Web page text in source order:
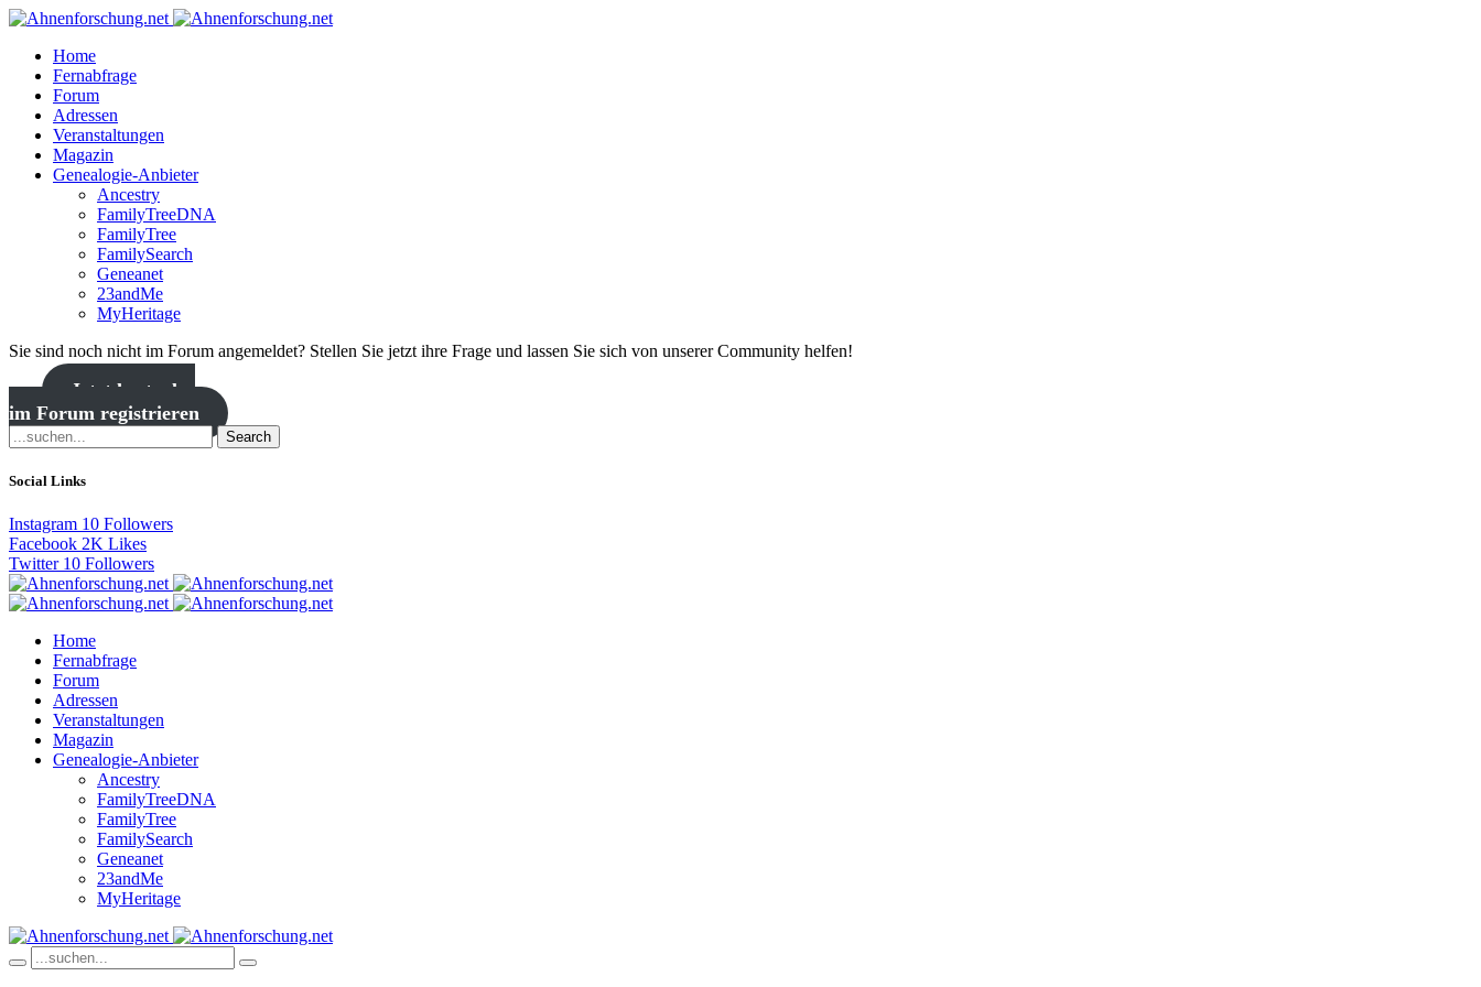
Home
Fernabfrage
Forum
Adressen
Veranstaltungen
Magazin
Genealogie-Anbieter
Ancestry
FamilyTreeDNA
FamilyTree
FamilySearch
Geneanet
23andMe
MyHeritage
Sie sind noch nicht im Forum angemeldet? Stellen Sie jetzt ihre Frage und lassen Sie sich von unserer Community helfen!
Jetzt kostenlos
im Forum registrieren
Search
Social Links
Instagram 10 Followers
Facebook 2K Likes
Twitter 10 Followers
Home
Fernabfrage
Forum
Adressen
Veranstaltungen
Magazin
Genealogie-Anbieter
Ancestry
FamilyTreeDNA
FamilyTree
FamilySearch
Geneanet
23andMe
MyHeritage